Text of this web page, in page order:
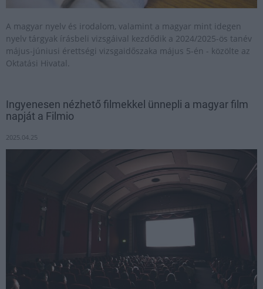
A magyar nyelv és irodalom, valamint a magyar mint idegen
nyelv tárgyak írásbeli vizsgáival kezdődik a 2024/2025-ös tanév
május-júniusi érettségi vizsgaidőszaka május 5-én - közölte az
Oktatási Hivatal.
Ingyenesen nézhető filmekkel ünnepli a magyar film
napját a Filmio
2025.04.25